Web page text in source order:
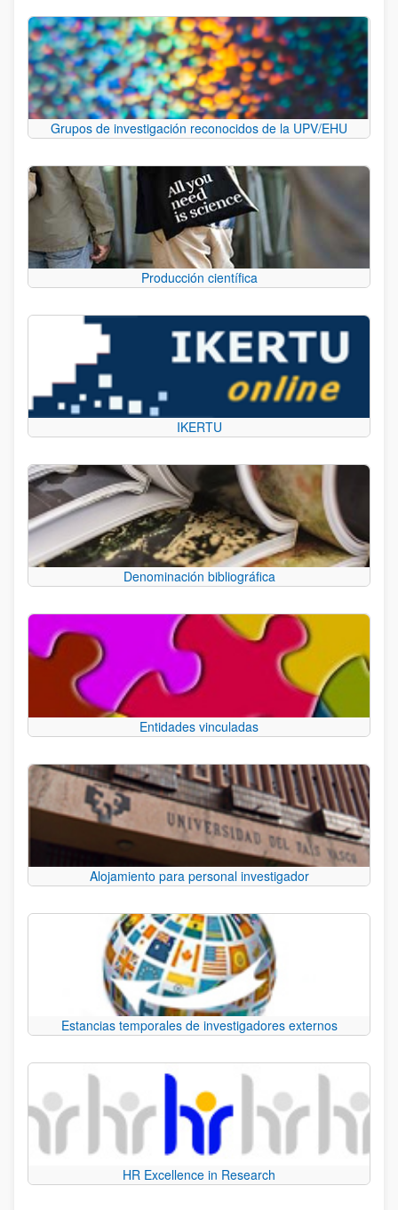
Grupos de investigación reconocidos de la UPV/EHU
Producción científica
IKERTU
Denominación bibliográfica
Entidades vinculadas
Alojamiento para personal investigador
Estancias temporales de investigadores externos
HR Excellence in Research